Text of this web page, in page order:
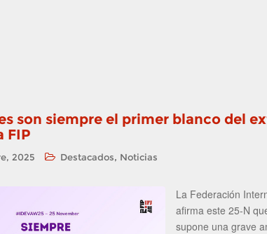
son siempre el primer blanco del
FIP
2025 Destacados, Noticias
La Federación
afirma este 25-N
supone una grave